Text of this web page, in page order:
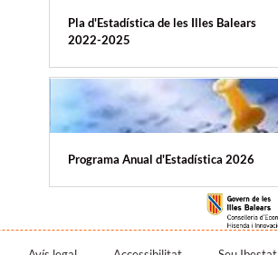
Pla d'Estadística de les Illes Balears
2022-2025
Programa Anual d'Estadística 2026